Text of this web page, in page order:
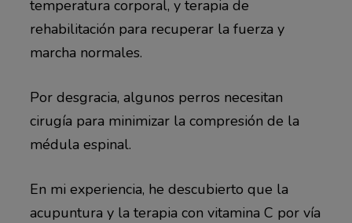
temperatura corporal, y terapia de
rehabilitación para recuperar la fuerza y ​​
marcha normales.
Por desgracia, algunos perros necesitan
cirugía para minimizar la compresión de la
médula espinal.
En mi experiencia, he descubierto que la
acupuntura y la terapia con vitamina C por vía